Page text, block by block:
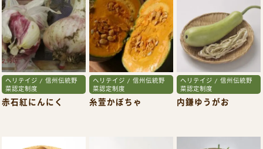
ヘリテイジ / 信州伝統野
菜認定制度
赤石紅にんにく
ヘリテイジ / 信州伝統野
菜認定制度
糸萱かぼちゃ
ヘリテイジ / 信州伝統野
菜認定制度
内鎌ゆうがお